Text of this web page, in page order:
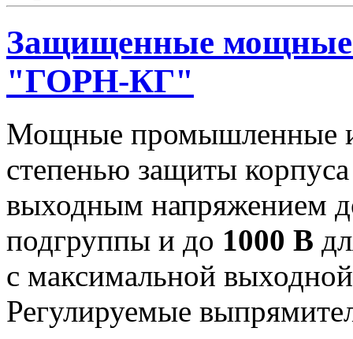
Защищенные мощные
"ГОРН-КГ"
Мощные промышленные
степенью защиты
выходным напряжением
подгруппы и до 1000 В
с максимальной
Регулируемые